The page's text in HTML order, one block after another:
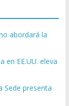
abordará la
en EE.UU. eleva
Sede presenta